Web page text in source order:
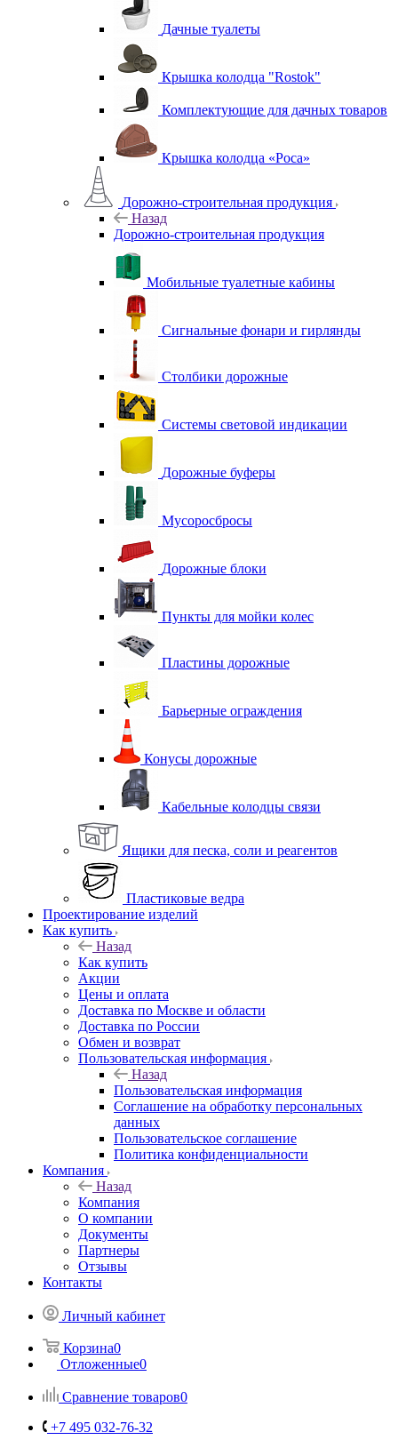
Дачные туалеты
Крышка колодца "Rostok"
Комплектующие для дачных товаров
Крышка колодца «Роса»
Дорожно-строительная продукция
Назад
Дорожно-строительная продукция
Мобильные туалетные кабины
Сигнальные фонари и гирлянды
Столбики дорожные
Системы световой индикации
Дорожные буферы
Мусоросбросы
Дорожные блоки
Пункты для мойки колес
Пластины дорожные
Барьерные ограждения
Конусы дорожные
Кабельные колодцы связи
Ящики для песка, соли и реагентов
Пластиковые ведра
Проектирование изделий
Как купить
Назад
Как купить
Акции
Цены и оплата
Доставка по Москве и области
Доставка по России
Обмен и возврат
Пользовательская информация
Назад
Пользовательская информация
Соглашение на обработку персональных
данных
Пользовательское соглашение
Политика конфиденциальности
Компания
Назад
Компания
О компании
Документы
Партнеры
Отзывы
Контакты
Личный кабинет
Корзина0
Отложенные0
Сравнение товаров0
+7 495 032-76-32